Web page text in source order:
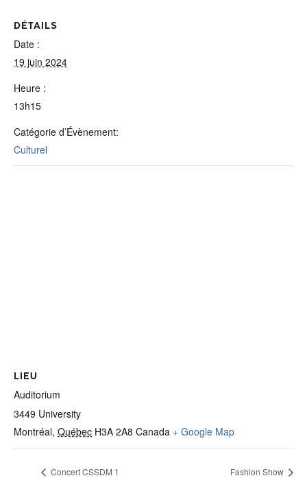
DÉTAILS
Date :
19 juin 2024
Heure :
13h15
Catégorie d’Évènement:
Culturel
LIEU
Auditorium
3449 University
Montréal, Québec H3A 2A8 Canada + Google Map
Concert CSSDM 1 Fashion Show